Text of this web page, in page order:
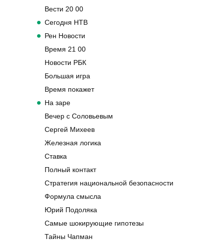
Вести 20 00
Сегодня НТВ
Рен Новости
Время 21 00
Новости РБК
Большая игра
Время покажет
На заре
Вечер с Соловьевым
Сергей Михеев
Железная логика
Ставка
Полный контакт
Стратегия национальной безопасности
Формула смысла
Юрий Подоляка
Самые шокирующие гипотезы
Тайны Чапман